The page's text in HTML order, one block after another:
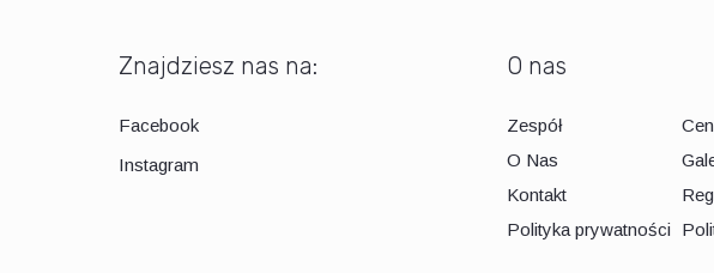
Znajdziesz nas na:
Facebook
Instagram
O nas
Zespół
O Nas
Kontakt
Polityka prywatności